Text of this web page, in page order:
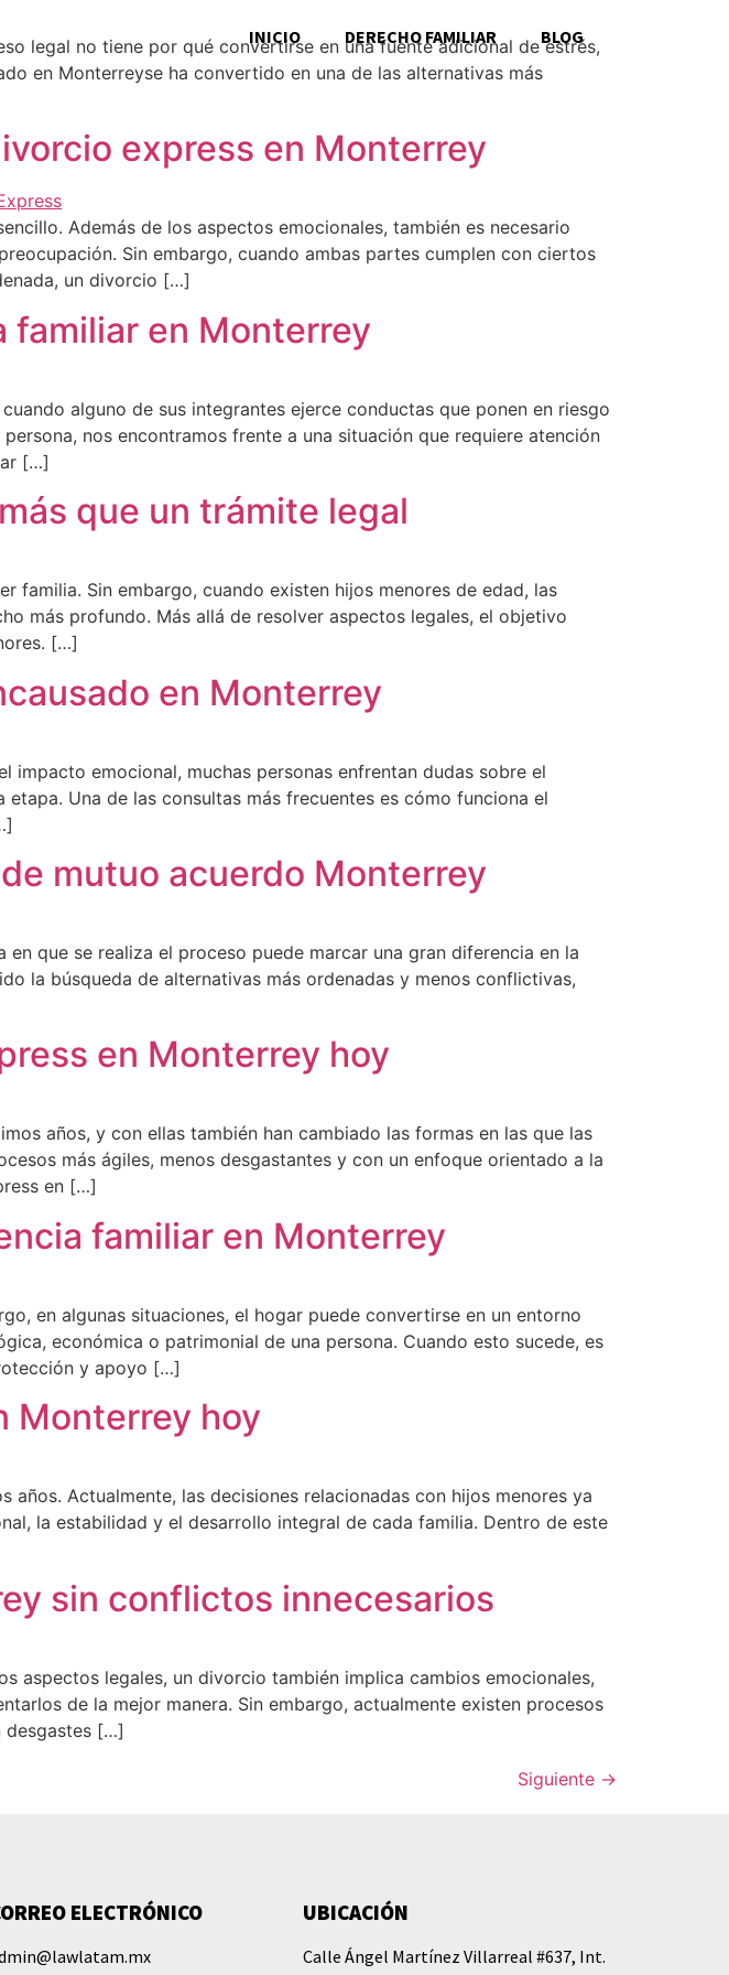
INICIO DERECHO FAMILIAR BLOG
legal no tiene por qué convertirse en una fuente adicional de estrés,
en Monterreyse ha convertido en una de las alternativas más
express en Monterrey
Además de los aspectos emocionales, también es necesario
Sin embargo, cuando ambas partes cumplen con ciertos
un divorcio […]
familiar en Monterrey
alguno de sus integrantes ejerce conductas que ponen en riesgo
nos encontramos frente a una situación que requiere atención
[…]
que un trámite legal
familia. Sin embargo, cuando existen hijos menores de edad, las
más profundo. Más allá de resolver aspectos legales, el objetivo
[…]
en Monterrey
impacto emocional, muchas personas enfrentan dudas sobre el
Una de las consultas más frecuentes es cómo funciona el
mutuo acuerdo Monterrey
que se realiza el proceso puede marcar una gran diferencia en la
la búsqueda de alternativas más ordenadas y menos conflictivas,
en Monterrey hoy
años, y con ellas también han cambiado las formas en las que las
más ágiles, menos desgastantes y con un enfoque orientado a la
en […]
familiar en Monterrey
en algunas situaciones, el hogar puede convertirse en un entorno
económica o patrimonial de una persona. Cuando esto sucede, es
y apoyo […]
Monterrey hoy
Actualmente, las decisiones relacionadas con hijos menores ya
la estabilidad y el desarrollo integral de cada familia. Dentro de este
sin conflictos innecesarios
aspectos legales, un divorcio también implica cambios emocionales,
de la mejor manera. Sin embargo, actualmente existen procesos
desgastes […]
Siguiente →
ELECTRÓNICO UBICACIÓN
Calle Ángel Martínez Villarreal #637, Int.